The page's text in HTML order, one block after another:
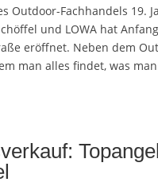
Outdoor-Fachhandels 19.
und LOWA hat
eröffnet. Neben dem
man alles findet, was